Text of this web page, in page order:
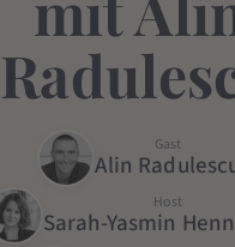
Gast
Alin
Host
Sarah-Yasmin